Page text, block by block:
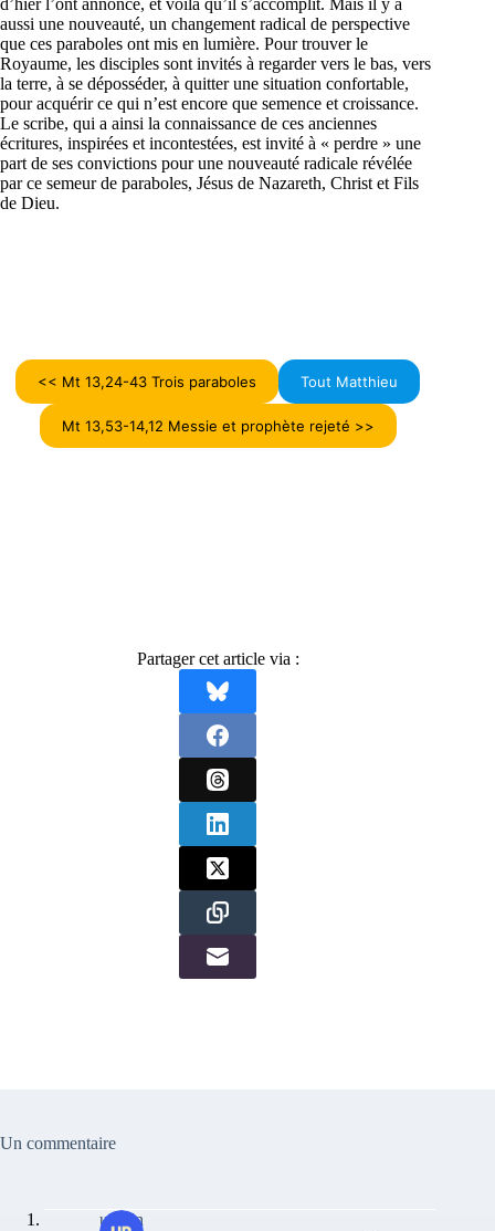
d’hier l’ont annoncé, et voilà qu’il s’accomplit. Mais il y a
aussi une nouveauté, un changement radical de perspective
que ces paraboles ont mis en lumière. Pour trouver le
Royaume, les disciples sont invités à regarder vers le bas, vers
la terre, à se déposséder, à quitter une situation confortable,
pour acquérir ce qui n’est encore que semence et croissance.
Le scribe, qui a ainsi la connaissance de ces anciennes
écritures, inspirées et incontestées, est invité à « perdre » une
part de ses convictions pour une nouveauté radicale révélée
par ce semeur de paraboles, Jésus de Nazareth, Christ et Fils
de Dieu.
<< Mt 13,24-43 Trois paraboles Tout Matthieu
Mt 13,53-14,12 Messie et prophète rejeté >>
Partager cet article via :
Un commentaire
urbain